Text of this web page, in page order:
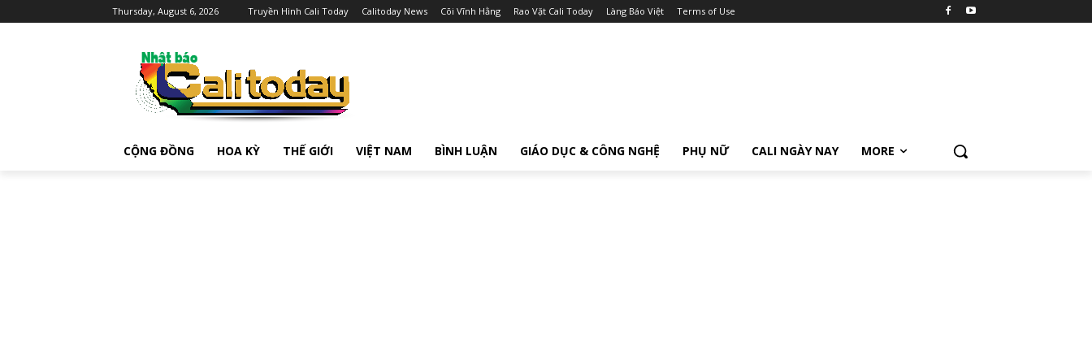
Thursday, August 6, 2026 Truyền Hình Cali Today Calitoday News Cõi Vĩnh Hằng Rao Vặt Cali Today Làng Báo Việt Terms of Use
CỘNG ĐỒNG HOA KỲ THẾ GIỚI VIỆT NAM BÌNH LUẬN GIÁO DỤC & CÔNG NGHỆ PHỤ NỮ CALI NGÀY NAY MORE